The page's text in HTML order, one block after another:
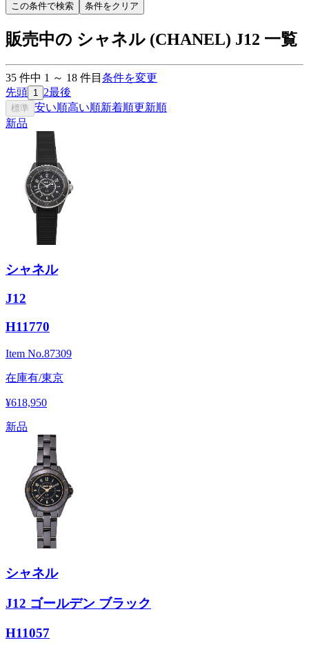
この条件で検索
条件をクリア
販売中の シャネル (CHANEL) J12 一覧
35 件中 1 ～ 18 件目 条件を変更
先頭 1 2最後
標準 安い順高い順新着順更新順
新品
シャネル
J12
H11770
Item No.87309
在庫有/東京
¥618,950
新品
シャネル
J12 ゴールデン ブラック
H11057